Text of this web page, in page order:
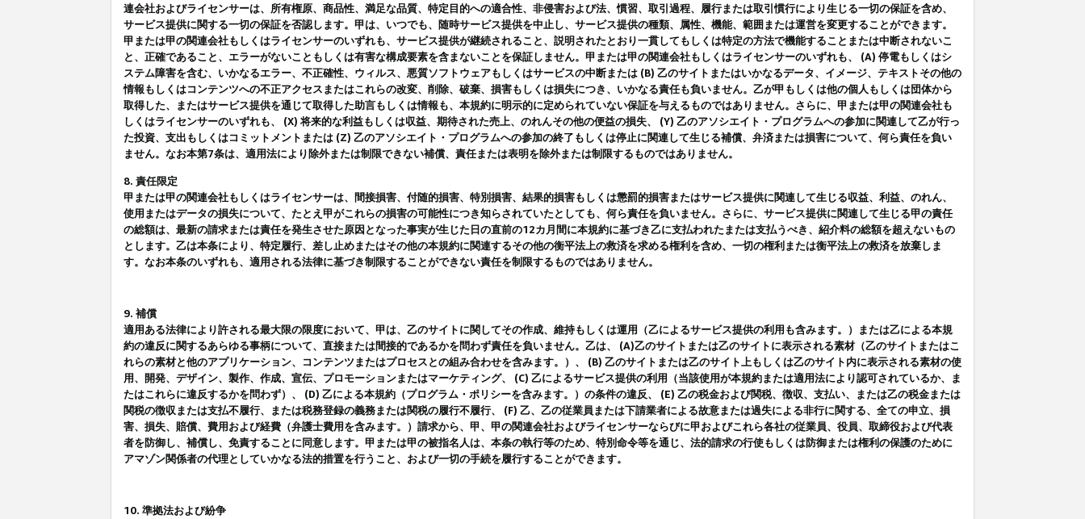
連会社およびライセンサーは、所有権原、商品性、満足な品質、特定目的への適合性、非侵害および法、慣習、取引過程、履行または取引慣行により生じる一切の保証を含め、
サービス提供に関する一切の保証を否認します。甲は、いつでも、随時サービス提供を中止し、サービス提供の種類、属性、機能、範囲または運営を変更することができます。
甲または甲の関連会社もしくはライセンサーのいずれも、サービス提供が継続されること、説明されたとおり一貫してもしくは特定の方法で機能することまたは中断されないこ
と、正確であること、エラーがないこともしくは有害な構成要素を含まないことを保証しません。甲または甲の関連会社もしくはライセンサーのいずれも、 (A) 停電もしくはシ
ステム障害を含む、いかなるエラー、不正確性、ウィルス、悪質ソフトウェアもしくはサービスの中断または (B) 乙のサイトまたはいかなるデータ、イメージ、テキストその他の
情報もしくはコンテンツへの不正アクセスまたはこれらの改変、削除、破棄、損害もしくは損失につき、いかなる責任も負いません。乙が甲もしくは他の個人もしくは団体から
取得した、またはサービス提供を通じて取得した助言もしくは情報も、本規約に明示的に定められていない保証を与えるものではありません。さらに、甲または甲の関連会社も
しくはライセンサーのいずれも、 (X) 将来的な利益もしくは収益、期待された売上、のれんその他の便益の損失、 (Y) 乙のアソシエイト・プログラムへの参加に関連して乙が行っ
た投資、支出もしくはコミットメントまたは (Z) 乙のアソシエイト・プログラムへの参加の終了もしくは停止に関連して生じる補償、弁済または損害について、何ら責任を負い
ません。なお本第7条は、適用法により除外または制限できない補償、責任または表明を除外または制限するものではありません。
8. 責任限定
甲または甲の関連会社もしくはライセンサーは、間接損害、付随的損害、特別損害、結果的損害もしくは懲罰的損害またはサービス提供に関連して生じる収益、利益、のれん、
使用またはデータの損失について、たとえ甲がこれらの損害の可能性につき知らされていたとしても、何ら責任を負いません。さらに、サービス提供に関連して生じる甲の責任
の総額は、最新の請求または責任を発生させた原因となった事実が生じた日の直前の12カ月間に本規約に基づき乙に支払われたまたは支払うべき、紹介料の総額を超えないもの
とします。乙は本条により、特定履行、差し止めまたはその他の本規約に関連するその他の衡平法上の救済を求める権利を含め、一切の権利または衡平法上の救済を放棄しま
す。なお本条のいずれも、適用される法律に基づき制限することができない責任を制限するものではありません。
9. 補償
適用ある法律により許される最大限の限度において、甲は、乙のサイトに関してその作成、維持もしくは運用（乙によるサービス提供の利用も含みます。）または乙による本規
約の違反に関するあらゆる事柄について、直接または間接的であるかを問わず責任を負いません。乙は、 (A)乙のサイトまたは乙のサイトに表示される素材（乙のサイトまたはこ
れらの素材と他のアプリケーション、コンテンツまたはプロセスとの組み合わせを含みます。）、 (B) 乙のサイトまたは乙のサイト上もしくは乙のサイト内に表示される素材の使
用、開発、デザイン、製作、作成、宣伝、プロモーションまたはマーケティング、 (C) 乙によるサービス提供の利用（当該使用が本規約または適用法により認可されているか、ま
たはこれらに違反するかを問わず）、 (D) 乙による本規約（プログラム・ポリシーを含みます。）の条件の違反、 (E) 乙の税金および関税、徴収、支払い、または乙の税金または
関税の徴収または支払不履行、または税務登録の義務または関税の履行不履行、 (F) 乙、乙の従業員または下請業者による故意または過失による非行に関する、全ての申立、損
害、損失、賠償、費用および経費（弁護士費用を含みます。）請求から、甲、甲の関連会社およびライセンサーならびに甲およびこれら各社の従業員、役員、取締役および代表
者を防御し、補償し、免責することに同意します。甲または甲の被指名人は、本条の執行等のため、特別命令等を通じ、法的請求の行使もしくは防御または権利の保護のために
アマゾン関係者の代理としていかなる法的措置を行うこと、および一切の手続を履行することができます。
10. 準拠法および紛争